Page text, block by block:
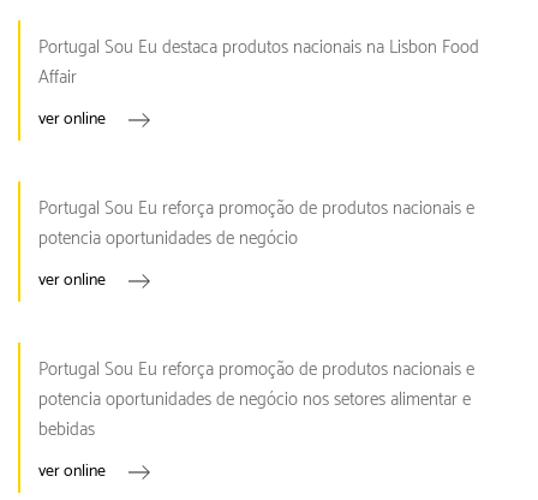
Portugal Sou Eu destaca produtos nacionais na Lisbon Food
Affair
ver online
Portugal Sou Eu reforça promoção de produtos nacionais e
potencia oportunidades de negócio
ver online
Portugal Sou Eu reforça promoção de produtos nacionais e
potencia oportunidades de negócio nos setores alimentar e
bebidas
ver online